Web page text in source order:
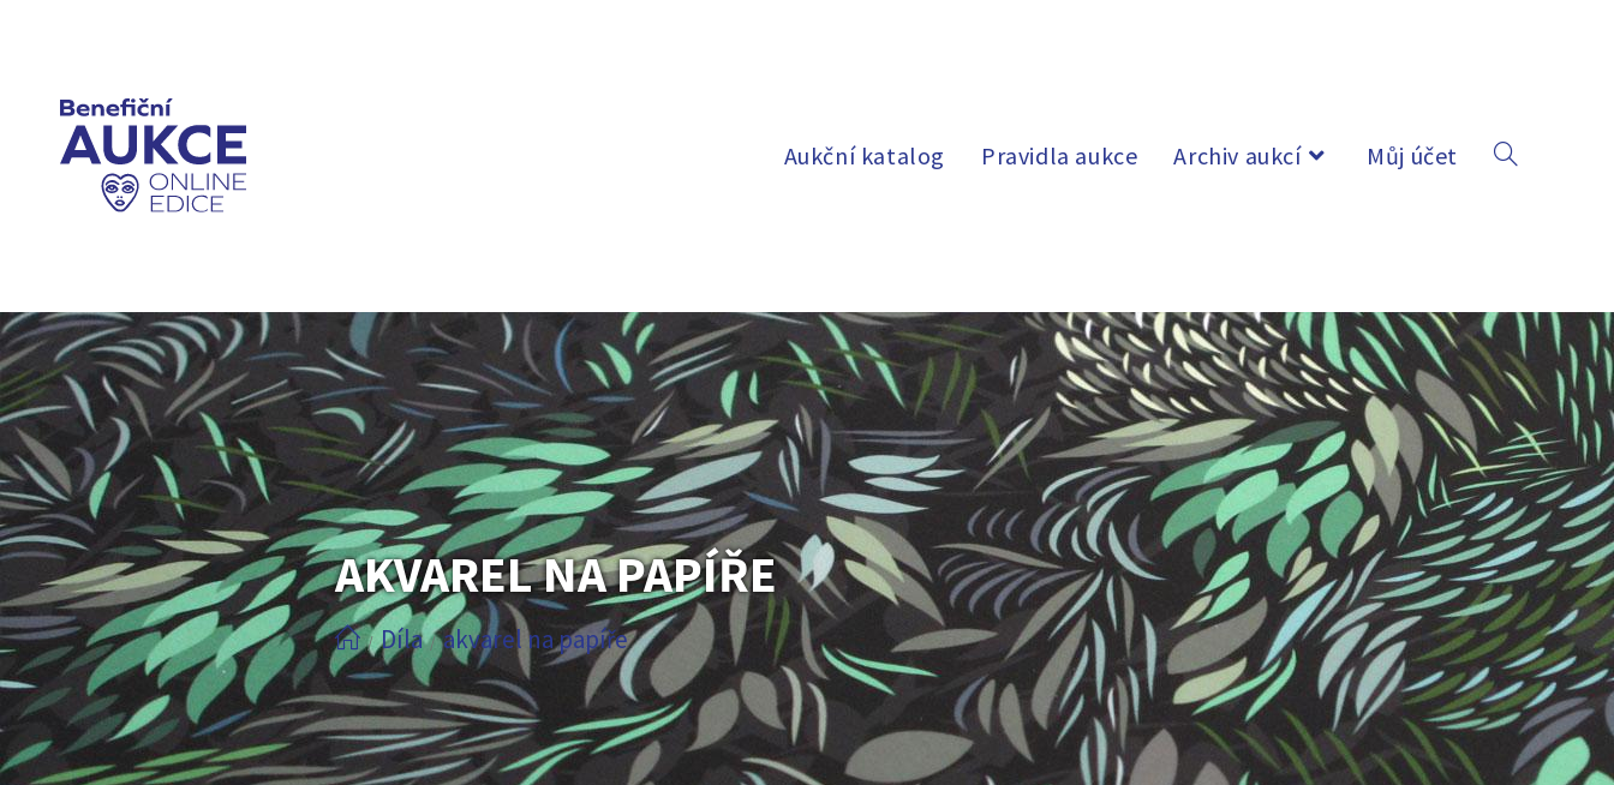
Aukční katalog Pravidla aukce Archiv aukcí Můj účet
AKVAREL NA PAPÍŘE
/ Díla / akvarel na papíře